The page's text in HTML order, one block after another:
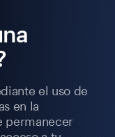
el uso de
en la
permanecer